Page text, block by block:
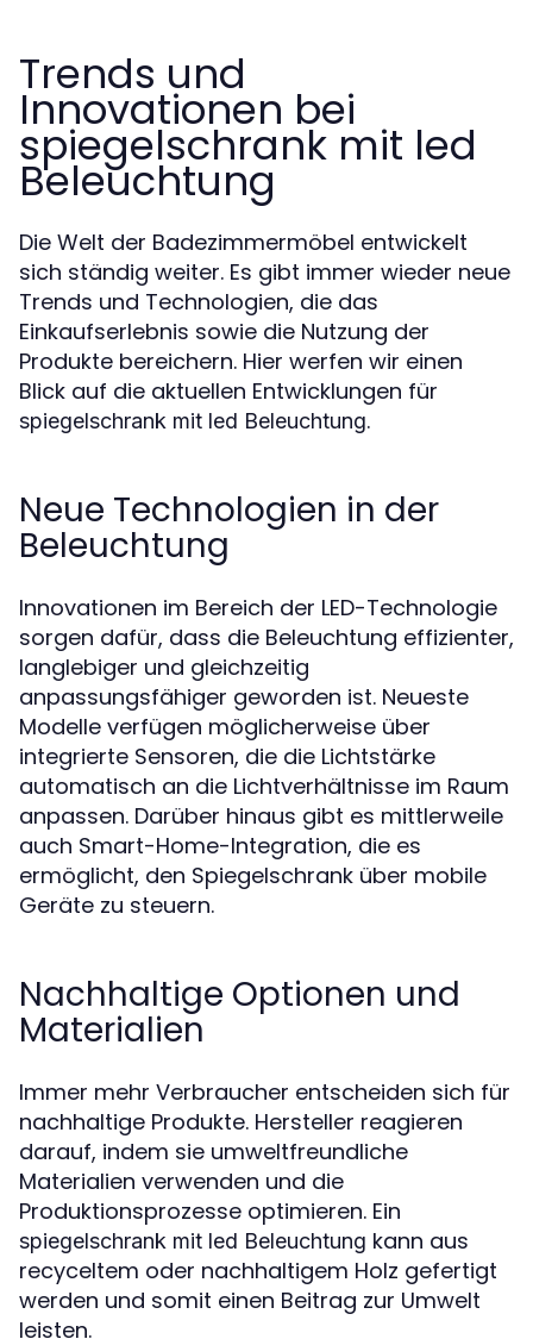
Trends und
Innovationen bei
spiegelschrank mit led
Beleuchtung
Die Welt der Badezimmermöbel entwickelt
sich ständig weiter. Es gibt immer wieder neue
Trends und Technologien, die das
Einkaufserlebnis sowie die Nutzung der
Produkte bereichern. Hier werfen wir einen
Blick auf die aktuellen Entwicklungen für
spiegelschrank mit led Beleuchtung.
Neue Technologien in der
Beleuchtung
Innovationen im Bereich der LED-Technologie
sorgen dafür, dass die Beleuchtung effizienter,
langlebiger und gleichzeitig
anpassungsfähiger geworden ist. Neueste
Modelle verfügen möglicherweise über
integrierte Sensoren, die die Lichtstärke
automatisch an die Lichtverhältnisse im Raum
anpassen. Darüber hinaus gibt es mittlerweile
auch Smart-Home-Integration, die es
ermöglicht, den Spiegelschrank über mobile
Geräte zu steuern.
Nachhaltige Optionen und
Materialien
Immer mehr Verbraucher entscheiden sich für
nachhaltige Produkte. Hersteller reagieren
darauf, indem sie umweltfreundliche
Materialien verwenden und die
Produktionsprozesse optimieren. Ein
spiegelschrank mit led Beleuchtung kann aus
recyceltem oder nachhaltigem Holz gefertigt
werden und somit einen Beitrag zur Umwelt
leisten.